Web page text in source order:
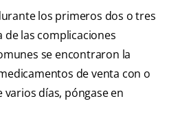
los primeros dos o tres
las complicaciones
se encontraron la
de venta con o
días, póngase en